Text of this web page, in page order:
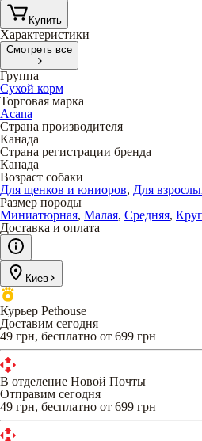
Купить
Характеристики
Смотреть все
Группа
Сухой корм
Торговая марка
Acana
Страна производителя
Канада
Страна регистрации бренда
Канада
Возраст собаки
Для щенков и юниоров, Для
Размер породы
Миниатюрная, Малая, Средняя,
Доставка и оплата
Киев
Курьер Pethouse
Доставим сегодня
49 грн, бесплатно от 699 грн
В отделение Новой Почты
Отправим сегодня
49 грн, бесплатно от 699 грн